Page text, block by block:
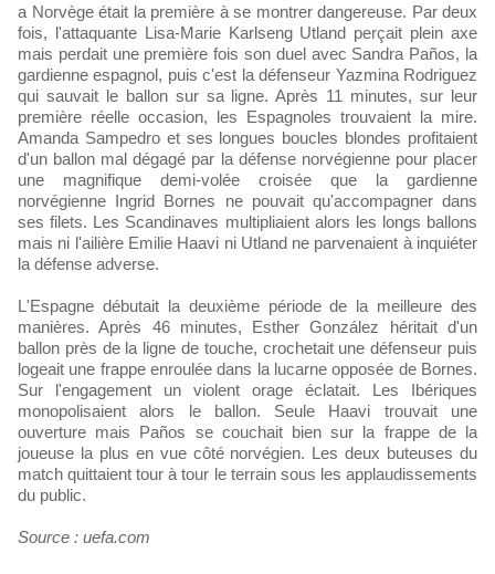
a Norvège était la première à se montrer dangereuse. Par deux
fois, l'attaquante Lisa-Marie Karlseng Utland perçait plein axe
mais perdait une première fois son duel avec Sandra Paños, la
gardienne espagnol, puis c'est la défenseur Yazmina Rodriguez
qui sauvait le ballon sur sa ligne. Après 11 minutes, sur leur
première réelle occasion, les Espagnoles trouvaient la mire.
Amanda Sampedro et ses longues boucles blondes profitaient
d'un ballon mal dégagé par la défense norvégienne pour placer
une magnifique demi-volée croisée que la gardienne
norvégienne Ingrid Bornes ne pouvait qu'accompagner dans
ses filets. Les Scandinaves multipliaient alors les longs ballons
mais ni l'ailière Emilie Haavi ni Utland ne parvenaient à inquiéter
la défense adverse.
L'Espagne débutait la deuxième période de la meilleure des
manières. Après 46 minutes, Esther González héritait d'un
ballon près de la ligne de touche, crochetait une défenseur puis
logeait une frappe enroulée dans la lucarne opposée de Bornes.
Sur l'engagement un violent orage éclatait. Les Ibériques
monopolisaient alors le ballon. Seule Haavi trouvait une
ouverture mais Paños se couchait bien sur la frappe de la
joueuse la plus en vue côté norvégien. Les deux buteuses du
match quittaient tour à tour le terrain sous les applaudissements
du public.
Source : uefa.com